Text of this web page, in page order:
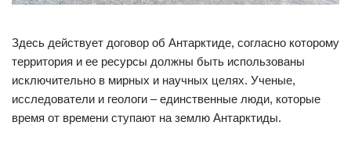
Здесь действует договор об Антарктиде, согласно которому
территория и ее ресурсы должны быть использованы
исключительно в мирных и научных целях. Ученые,
исследователи и геологи – единственные люди, которые
время от времени ступают на землю Антарктиды.